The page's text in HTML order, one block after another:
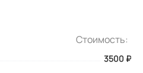
Стоимость:
3500 ₽